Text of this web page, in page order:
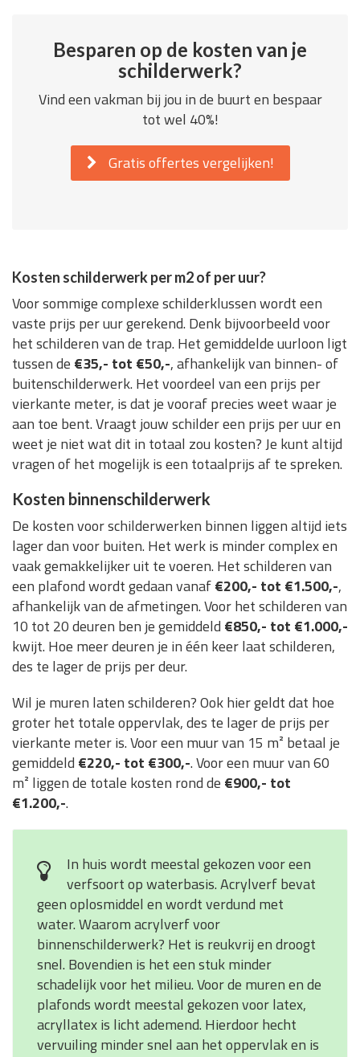
Besparen op de kosten van je
schilderwerk?
Vind een vakman bij jou in de buurt en bespaar
tot wel 40%!
Gratis offertes vergelijken!
Kosten schilderwerk per m2 of per uur?
Voor sommige complexe schilderklussen wordt een
vaste prijs per uur gerekend. Denk bijvoorbeeld voor
het schilderen van de trap. Het gemiddelde uurloon ligt
tussen de €35,- tot €50,-, afhankelijk van binnen- of
buitenschilderwerk. Het voordeel van een prijs per
vierkante meter, is dat je vooraf precies weet waar je
aan toe bent. Vraagt jouw schilder een prijs per uur en
weet je niet wat dit in totaal zou kosten? Je kunt altijd
vragen of het mogelijk is een totaalprijs af te spreken.
Kosten binnenschilderwerk
De kosten voor schilderwerken binnen liggen altijd iets
lager dan voor buiten. Het werk is minder complex en
vaak gemakkelijker uit te voeren. Het schilderen van
een plafond wordt gedaan vanaf€200,- tot €1.500,-,
afhankelijk van de afmetingen. Voor het schilderen van
10 tot 20 deuren ben je gemiddeld €850,- tot €1.000,-
kwijt. Hoe meer deuren je in één keer laat schilderen,
des te lager de prijs per deur.
Wil je muren laten schilderen? Ook hier geldt dat hoe
groter het totale oppervlak, des te lager de prijs per
vierkante meter is. Voor een muur van 15 m² betaal je
gemiddeld €220,- tot €300,-. Voor een muur van 60
m² liggen de totale kosten rond de €900,- tot
€1.200,-.
In huis wordt meestal gekozen voor een
verfsoort op waterbasis. Acrylverf bevat
geen oplosmiddel en wordt verdund met
water. Waarom acrylverf voor
binnenschilderwerk? Het is reukvrij en droogt
snel. Bovendien is het een stuk minder
schadelijk voor het milieu. Voor de muren en de
plafonds wordt meestal gekozen voor latex,
acryllatex is licht ademend. Hierdoor hecht
vervuiling minder snel aan het oppervlak en is